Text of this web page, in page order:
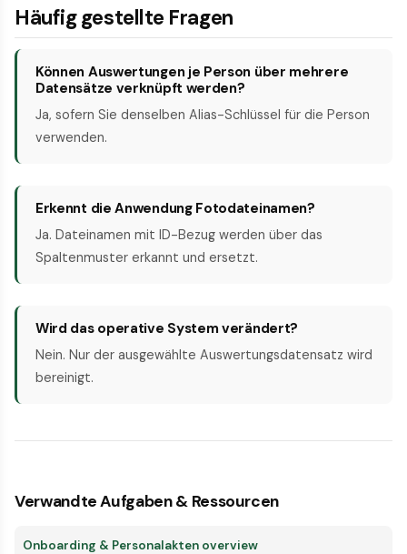
Häufig gestellte Fragen
Können Auswertungen je Person über mehrere
Datensätze verknüpft werden?
Ja, sofern Sie denselben Alias-Schlüssel für die Person
verwenden.
Erkennt die Anwendung Foto­dateinamen?
Ja. Dateinamen mit ID-Bezug werden über das
Spalten­muster erkannt und ersetzt.
Wird das operative System verändert?
Nein. Nur der ausgewählte Auswertungs­datensatz wird
bereinigt.
Verwandte Aufgaben & Ressourcen
Onboarding & Personalakten overview